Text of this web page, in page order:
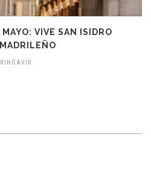
VIVE SAN ISIDRO